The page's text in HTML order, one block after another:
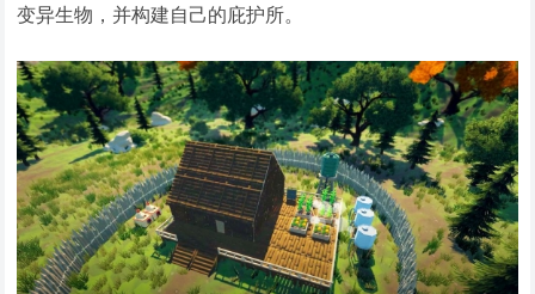
变异生物，并构建自己的庇护所。